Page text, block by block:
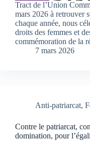
Tract de l’Union
mars 2026 à retrouver
chaque année, nous
droits des femmes et
commémoration de la
7 mars 2026
Anti-patriarcat,
Contre le patriarcat,
domination, pour